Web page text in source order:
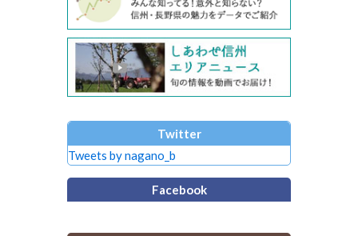
Twitter
Tweets by nagano_b
Facebook